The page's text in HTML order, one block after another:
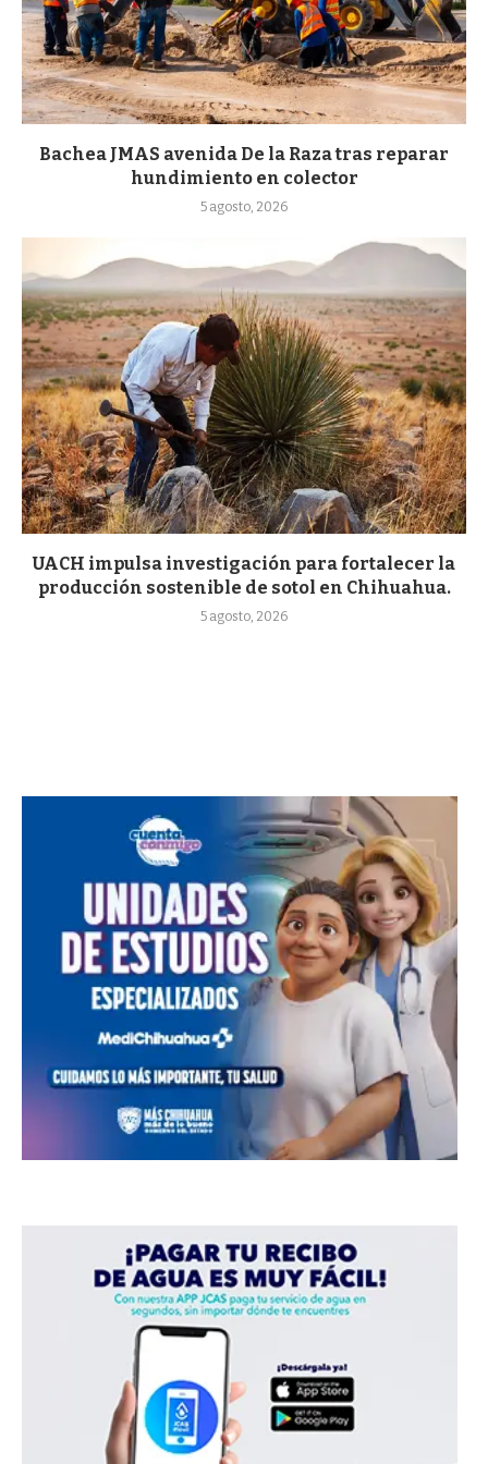
Bachea JMAS avenida De la Raza tras reparar
hundimiento en colector
5 agosto, 2026
UACH impulsa investigación para fortalecer la
producción sostenible de sotol en Chihuahua.
5 agosto, 2026